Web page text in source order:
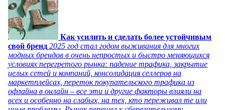
Как усилить и сделать более устойчивым
свой бренд 2025 год стал годом выживания для многих
модных брендов в очень непростых и быстро меняющихся
условиях перегретого рынка: падение трафика, закрытие
целых сетей и компаний, консолидация селлеров на
маркетплейсах, переток покупательского трафика из
офлайна в онлайн – все эти и другие факторы влияли на
всех и особенно на слабых, на тех, кто переживал те или